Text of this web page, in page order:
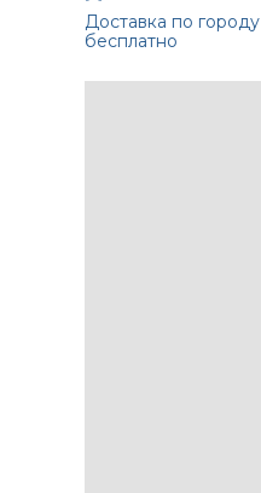
Доставка по городу
бесплатно